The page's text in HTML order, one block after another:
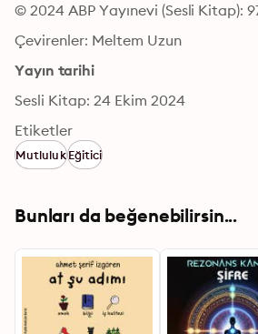
© 2024 ABP Yayınevi (Sesli Kitap):
Çevirenler: Meltem Uzun
Yayın tarihi
Sesli Kitap: 24 Ekim 2024
Etiketler
MutlulukEğitici
Bunları da beğenebilirsin...